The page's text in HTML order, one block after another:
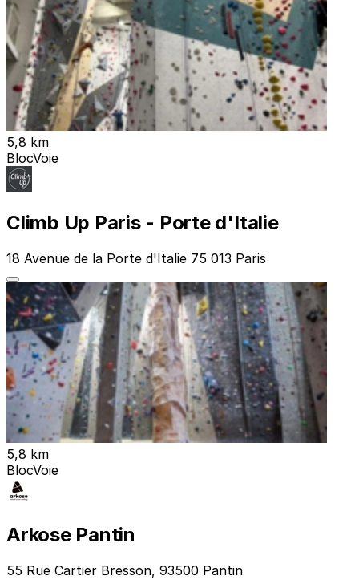
5,8 km
BlocVoie
Climb Up Paris - Porte d'Italie
18 Avenue de la Porte d'Italie 75 013 Paris
5,8 km
BlocVoie
Arkose Pantin
55 Rue Cartier Bresson, 93500 Pantin